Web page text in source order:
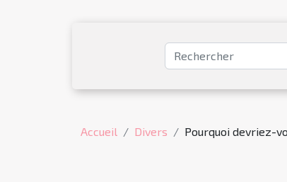
Accueil Divers Pourquoi devriez-